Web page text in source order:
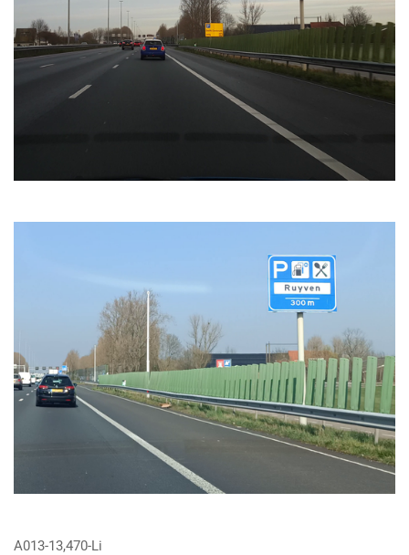
A013-13,470-Li